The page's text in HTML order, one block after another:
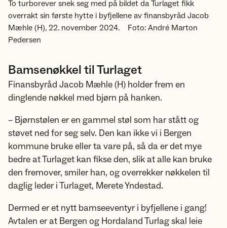
To turborever snek seg med på bildet da Turlaget fikk
overrakt sin første hytte i byfjellene av finansbyråd Jacob
Mæhle (H), 22. november 2024.
Foto: André Marton
Pedersen
Bamsenøkkel til Turlaget
Finansbyråd Jacob Mæhle (H) holder frem en
dinglende nøkkel med bjørn på hanken.
– Bjørnstølen er en gammel støl som har stått og
støvet ned for seg selv. Den kan ikke vi i Bergen
kommune bruke eller ta vare på, så da er det mye
bedre at Turlaget kan fikse den, slik at alle kan bruke
den fremover, smiler han, og overrekker nøkkelen til
daglig leder i Turlaget, Merete Yndestad.
Dermed er et nytt bamseeventyr i byfjellene i gang!
Avtalen er at Bergen og Hordaland Turlag skal leie